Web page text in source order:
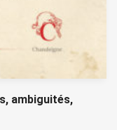
ambiguités,